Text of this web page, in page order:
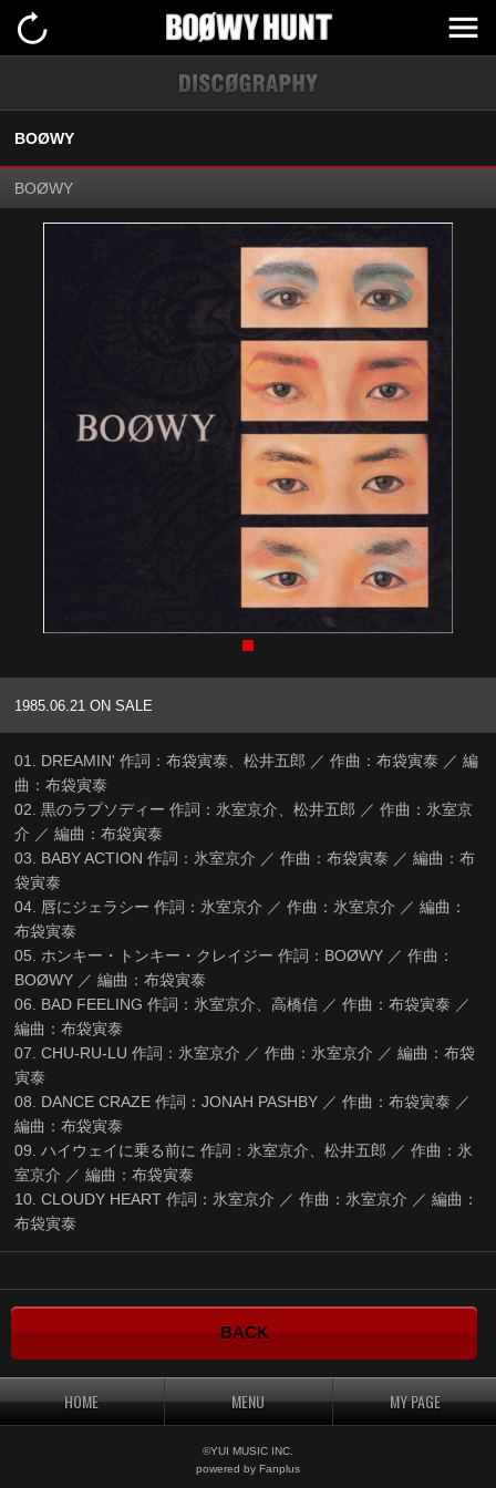
BOØWY
BOØWY
1985.06.21 ON SALE
01. DREAMIN' 作詞：布袋寅泰、松井五郎 ／ 作曲：布袋寅泰 ／ 編
曲：布袋寅泰
02. 黒のラプソディー 作詞：氷室京介、松井五郎 ／ 作曲：氷室京
介 ／ 編曲：布袋寅泰
03. BABY ACTION 作詞：氷室京介 ／ 作曲：布袋寅泰 ／ 編曲：布
袋寅泰
04. 唇にジェラシー 作詞：氷室京介 ／ 作曲：氷室京介 ／ 編曲：
布袋寅泰
05. ホンキー・トンキー・クレイジー 作詞：BOØWY ／ 作曲：
BOØWY ／ 編曲：布袋寅泰
06. BAD FEELING 作詞：氷室京介、高橋信 ／ 作曲：布袋寅泰 ／
編曲：布袋寅泰
07. CHU-RU-LU 作詞：氷室京介 ／ 作曲：氷室京介 ／ 編曲：布袋
寅泰
08. DANCE CRAZE 作詞：JONAH PASHBY ／ 作曲：布袋寅泰 ／
編曲：布袋寅泰
09. ハイウェイに乗る前に 作詞：氷室京介、松井五郎 ／ 作曲：氷
室京介 ／ 編曲：布袋寅泰
10. CLOUDY HEART 作詞：氷室京介 ／ 作曲：氷室京介 ／ 編曲：
布袋寅泰
BACK
HOME MENU MY PAGE
©YUI MUSIC INC.
powered by Fanplus